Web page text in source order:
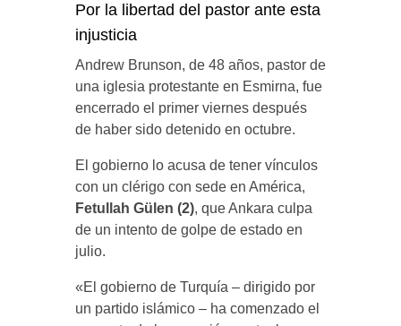
Por la libertad del pastor ante esta
injusticia
Andrew Brunson, de 48 años, pastor de
una iglesia protestante en Esmirna, fue
encerrado el primer viernes después
de haber sido detenido en octubre.
El gobierno lo acusa de tener vínculos
con un clérigo con sede en América,
Fetullah Gülen (2), que Ankara culpa
de un intento de golpe de estado en
julio.
«El gobierno de Turquía – dirigido por
un partido islámico – ha comenzado el